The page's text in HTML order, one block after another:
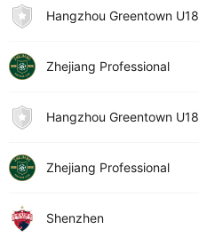
Hangzhou Greentown U18
Zhejiang Professional
Hangzhou Greentown U18
Zhejiang Professional
Shenzhen